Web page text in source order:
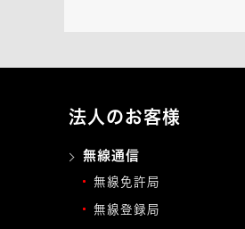
法人のお客様
無線通信
無線免許局
無線登録局